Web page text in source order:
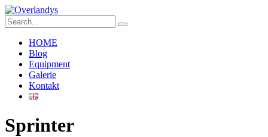
HOME
Blog
Equipment
Galerie
Kontakt
Sprinter